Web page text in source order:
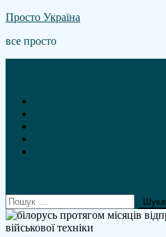
Skip
content
Просто Україна
все просто
Пошук: